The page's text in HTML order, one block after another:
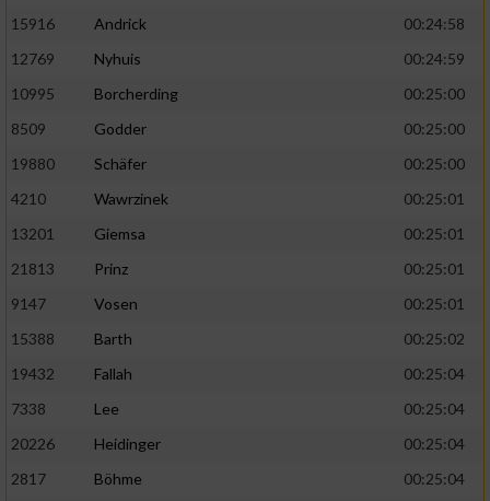
15916
Andrick
00:24:58
12769
Nyhuis
00:24:59
10995
Borcherding
00:25:00
8509
Godder
00:25:00
19880
Schäfer
00:25:00
4210
Wawrzinek
00:25:01
13201
Giemsa
00:25:01
21813
Prinz
00:25:01
9147
Vosen
00:25:01
15388
Barth
00:25:02
19432
Fallah
00:25:04
7338
Lee
00:25:04
20226
Heidinger
00:25:04
2817
Böhme
00:25:04